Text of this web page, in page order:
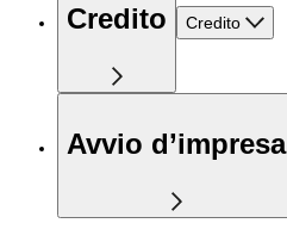
Credito Credito
Avvio d’impresa